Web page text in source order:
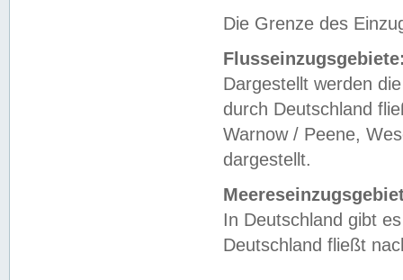
Die Grenze des
Dargestellt werden
durch Deutschland
Warnow / Peene,
dargestellt.
In Deutschland gibt
Deutschland fließt